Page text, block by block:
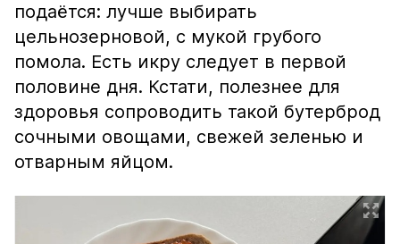
подаётся: лучше выбирать
цельнозерновой, с мукой грубого
помола. Есть икру следует в первой
половине дня. Кстати, полезнее для
здоровья сопроводить такой бутерброд
сочными овощами, свежей зеленью и
отварным яйцом.